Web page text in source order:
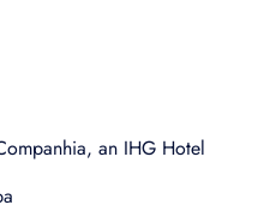
an IHG Hotel